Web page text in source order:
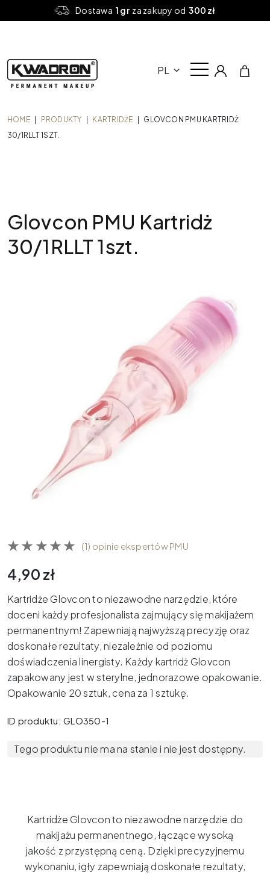
Dostawa 1 grza zakupy od 300 zł
PL
HOME PRODUKTY KARTRIDŻE
GLOVCON PMU KARTRIDŻ
30/1RLLT 1SZT.
Glovcon PMU Kartridż
30/1RLLT 1szt.
(1) opinie ekspertów PMU
4,90 zł
Kartridże Glovcon to niezawodne narzędzie, które
doceni każdy profesjonalista zajmujący się makijażem
permanentnym! Zapewniają najwyższą precyzję oraz
doskonałe rezultaty, niezależnie od poziomu
doświadczenia linergisty. Każdy kartridż Glovcon
zapakowany jest w sterylne, jednorazowe opakowanie.
Opakowanie 20 sztuk, cena za 1 sztukę.
ID produktu: GLO350-1
Tego produktu nie ma na stanie i nie jest dostępny.
Kartridże Glovcon to niezawodne narzędzie do
makijażu permanentnego, łączące wysoką
jakość z przystępną ceną. Dzięki precyzyjnemu
wykonaniu, igły zapewniają doskonałe rezultaty,